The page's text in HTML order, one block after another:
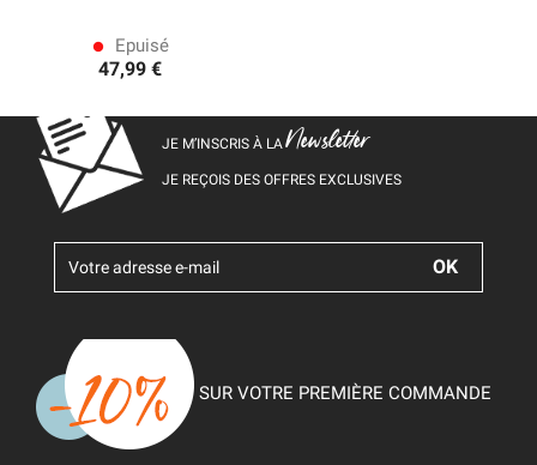
lens Epuisé
47,99 €
JE M’INSCRIS À LANewsletter
JE REÇOIS DES OFFRES EXCLUSIVES
SUR VOTRE PREMIÈRE COMMANDE